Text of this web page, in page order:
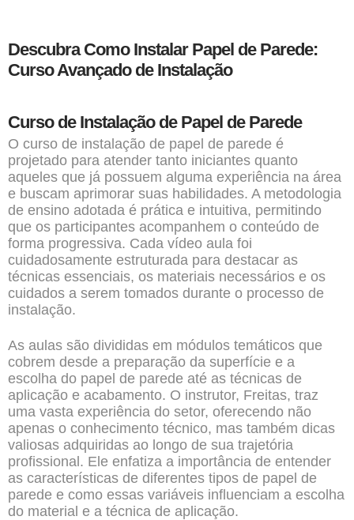
Descubra Como Instalar Papel de Parede:
Curso Avançado de Instalação
Curso de Instalação de Papel de Parede
O curso de instalação de papel de parede é
projetado para atender tanto iniciantes quanto
aqueles que já possuem alguma experiência na área
e buscam aprimorar suas habilidades. A metodologia
de ensino adotada é prática e intuitiva, permitindo
que os participantes acompanhem o conteúdo de
forma progressiva. Cada vídeo aula foi
cuidadosamente estruturada para destacar as
técnicas essenciais, os materiais necessários e os
cuidados a serem tomados durante o processo de
instalação.
As aulas são divididas em módulos temáticos que
cobrem desde a preparação da superfície e a
escolha do papel de parede até as técnicas de
aplicação e acabamento. O instrutor, Freitas, traz
uma vasta experiência do setor, oferecendo não
apenas o conhecimento técnico, mas também dicas
valiosas adquiridas ao longo de sua trajetória
profissional. Ele enfatiza a importância de entender
as características de diferentes tipos de papel de
parede e como essas variáveis influenciam a escolha
do material e a técnica de aplicação.